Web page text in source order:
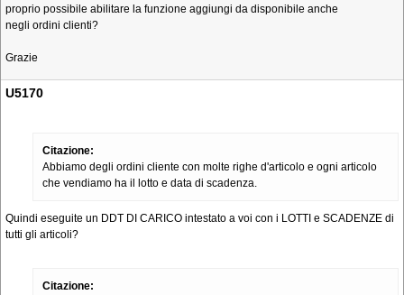
proprio possibile abilitare la funzione aggiungi da disponibile anche
negli ordini clienti?
Grazie
U5170
Citazione:
Abbiamo degli ordini cliente con molte righe d'articolo e ogni articolo
che vendiamo ha il lotto e data di scadenza.
Quindi eseguite un DDT DI CARICO intestato a voi con i LOTTI e SCADENZE di
tutti gli articoli?
Citazione: